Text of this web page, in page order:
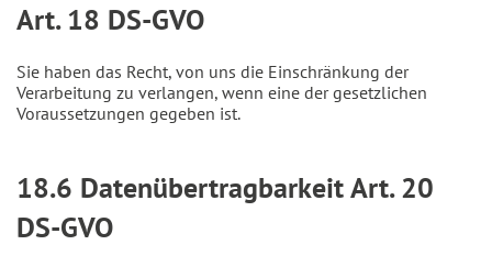
Art. 18 DS-GVO
Sie haben das Recht, von uns die Einschränkung der
Verarbeitung zu verlangen, wenn eine der gesetzlichen
Voraussetzungen gegeben ist.
18.6 Datenübertragbarkeit Art. 20
DS-GVO